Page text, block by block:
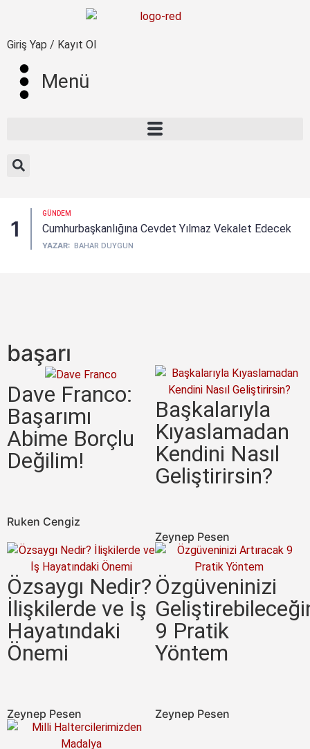
Giriş Yap / Kayıt Ol
Menü
1
GÜNDEM
Cumhurbaşkanlığına Cevdet Yılmaz Vekalet Edecek
YAZAR: BAHAR DUYGUN
başarı
Dave Franco:
Başarımı
Abime Borçlu
Değilim!
Ruken Cengiz
Başkalarıyla
Kıyaslamadan
Kendini Nasıl
Geliştirirsin?
Zeynep Pesen
Özsaygı Nedir?
İlişkilerde ve İş
Hayatındaki
Önemi
Zeynep Pesen
Özgüveninizi
9 Pratik
Yöntem
Zeynep Pesen